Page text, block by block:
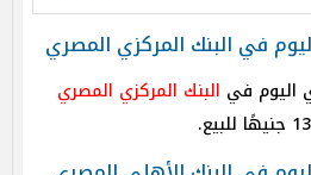
في البنك المركزي المصري
اليوم في البنك المركزي المصري